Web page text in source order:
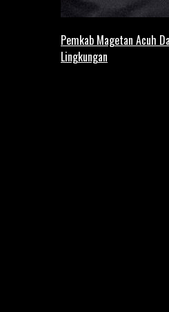
Pemkab Magetan Acuh
Lingkungan